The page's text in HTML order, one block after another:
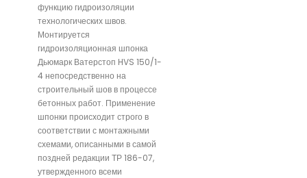
функцию гидроизоляции
технологических швов.
Монтируется
гидроизоляционная шпонка
Дьюмарк Ватерстоп HVS 150/1-
4 непосредственно на
строительный шов в процессе
бетонных работ. Применение
шпонки происходит строго в
соответствии с монтажными
схемами, описанными в самой
поздней редакции ТР 186-07,
утвержденного всеми